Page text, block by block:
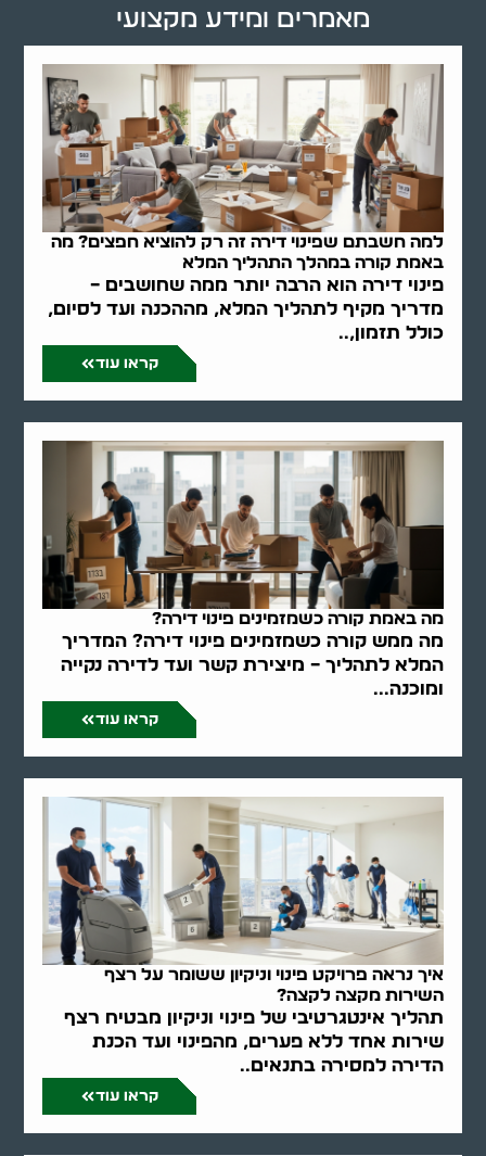
למה חשבתם שפינוי דירה זה רק להוציא חפצים? מה
באמת קורה במהלך התהליך המלא
פינוי דירה הוא הרבה יותר ממה שחושבים –
מדריך מקיף לתהליך המלא, מההכנה ועד לסיום,
כולל תזמון,..
קראו עוד
מה באמת קורה כשמזמינים פינוי דירה?
מה ממש קורה כשמזמינים פינוי דירה? המדריך
המלא לתהליך – מיצירת קשר ועד לדירה נקייה
ומוכנה...
קראו עוד
איך נראה פרויקט פינוי וניקיון ששומר על רצף
השירות מקצה לקצה?
תהליך אינטגרטיבי של פינוי וניקיון מבטיח רצף
שירות אחד ללא פערים, מהפינוי ועד הכנת
הדירה למסירה בתנאים..
קראו עוד
מאמרים ומידע מקצועי